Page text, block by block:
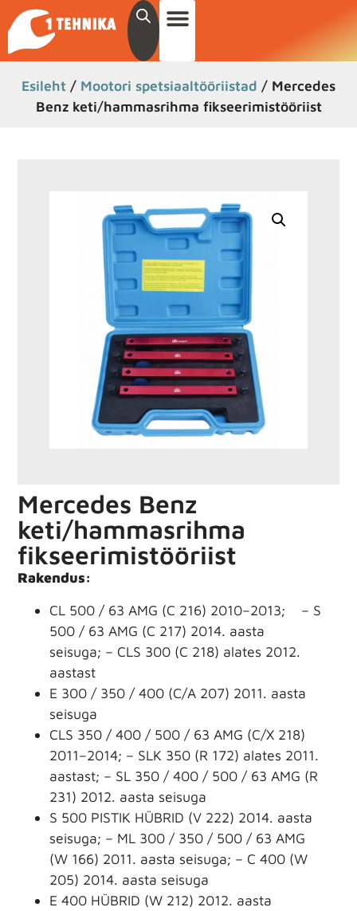
Esileht / Mootori spetsiaaltööriistad / Mercedes
Benz keti/hammasrihma fikseerimistööriist
Mercedes Benz
keti/hammasrihma
fikseerimistööriist
Rakendus:
CL 500 / 63 AMG (C 216) 2010–2013; – S
500 / 63 AMG (C 217) 2014. aasta
seisuga; – CLS 300 (C 218) alates 2012.
aastast
E 300 / 350 / 400 (C/A 207) 2011. aasta
seisuga
CLS 350 / 400 / 500 / 63 AMG (C/X 218)
2011–2014; – SLK 350 (R 172) alates 2011.
aastast; – SL 350 / 400 / 500 / 63 AMG (R
231) 2012. aasta seisuga
S 500 PISTIK HÜBRID (V 222) 2014. aasta
seisuga; – ML 300 / 350 / 500 / 63 AMG
(W 166) 2011. aasta seisuga; – C 400 (W
205) 2014. aasta seisuga
E 400 HÜBRID (W 212) 2012. aasta